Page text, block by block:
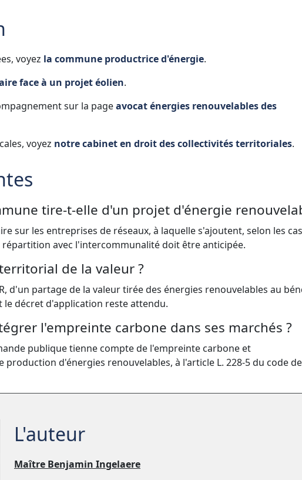
voyez la commune productrice d'énergie.
face à un projet éolien.
sur la pageavocat énergies renouvelables des
voyez notre cabinet en droit des collectivités territoriales.
tire-t-elle d'un projet d'énergie
sur les entreprises de réseaux, à laquelle s'ajoutent, selon les
avec l'intercommunalité doit être anticipée.
de la valeur ?
d'un partage de la valeur tirée des énergies renouvelables au
décret d'application reste attendu.
l'empreinte carbone dans ses marchés ?
publique tienne compte de l'empreinte carbone et
d'énergies renouvelables, à l'article L. 228-5 du code de
L'auteur
Maître Benjamin Ingelaere